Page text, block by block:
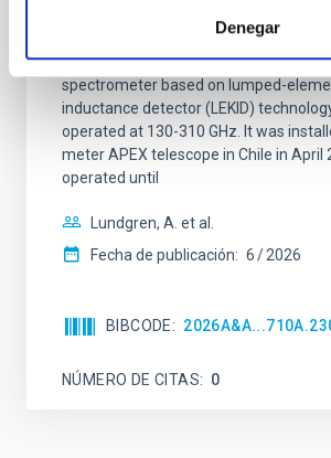
Denegar
ReionisaTiOn epoch (CONCERTO)
low-resolution mapping Fourier-
spectrometer based on lumped-
inductance detector (LEKID)
operated at 130-310 GHz. It was
meter APEX telescope in Chile in April
operated until
Lundgren, A. et al.
Fecha de publicación: 6 2026
BIBCODE
NÚMERO DE CITAS 0